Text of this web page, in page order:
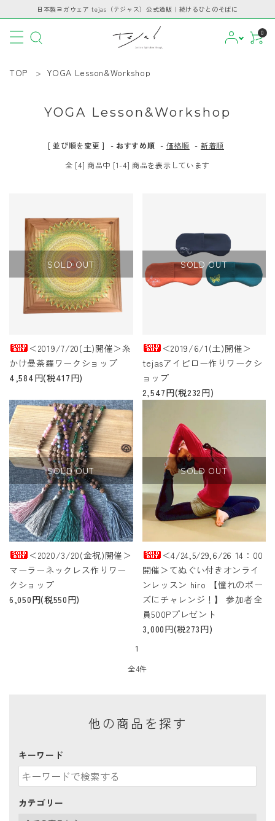
日本製ヨガウェア tejas（テジャス）公式通販｜続けるひとのそばに
0
INFORMATION
GUIDE
ACCOUNT MENU
ようこそ ゲスト 様
TOP YOGA Lesson&Workshop
YOGA Lesson&Workshop
[ 並び順を変更 ] -おすすめ順 - 価格順 - 新着順
全 [4] 商品中 [1-4] 商品を表示しています
SOLD OUT
＜2019/7/20(土)開催＞糸
かけ曼荼羅ワークショップ
4,584円(税417円)
SOLD OUT
＜2019/6/1(土)開催＞
tejasアイピロー作りワークシ
ョップ
2,547円(税232円)
SOLD OUT
＜2020/3/20(金祝)開催＞
マーラーネックレス作りワー
クショップ
6,050円(税550円)
SOLD OUT
＜4/24,5/29,6/26 14：00
開催＞てぬぐい付きオンライ
ンレッスン hiro 【憧れのポー
ズにチャレンジ！】 参加者全
員500Pプレゼント
3,000円(税273円)
1
全4件
他の商品を探す
キーワード
カテゴリー